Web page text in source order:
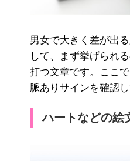
男女で大きく差が出
して、まず挙げられ
打つ文章です。ここ
脈ありサインを確認
ハートなどの絵